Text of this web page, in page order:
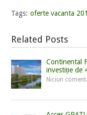
Tags: oferte vacanta
Related Posts
Continental
investiție de
Niciun